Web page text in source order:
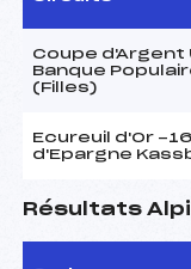
Coupe d'Argent
Banque
(Filles)
Ecureuil d'Or -
d'Epargne
Résultats